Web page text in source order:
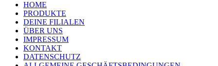
HOME
PRODUKTE
DEINE FILIALEN
ÜBER UNS
IMPRESSUM
KONTAKT
DATENSCHUTZ